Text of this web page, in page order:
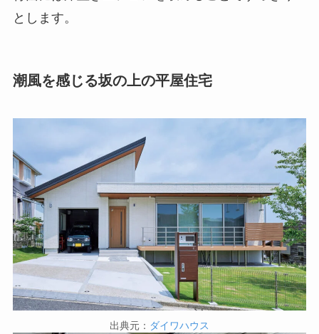
とします。
潮風を感じる坂の上の平屋住宅
出典元： ダイワハウス